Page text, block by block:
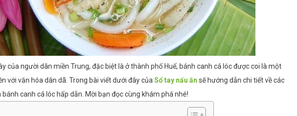
của người dân miền Trung, đặc biệt là ở thành phố Huế, bánh canh cá lóc được coi là một
với văn hóa dân dã. Trong bài viết dưới đây của Sổ tay nấu ăn sẽ hướng dẫn chi tiết về các
canh cá lóc hấp dẫn. Mời bạn đọc cùng khám phá nhé!